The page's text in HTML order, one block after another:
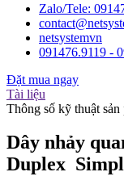
Zalo/Tele:
netsystemvn
091476.9119 -
Đặt mua ngay
Tài liệu
Thông số kỹ thuật sản
Dây nhảy
Duplex